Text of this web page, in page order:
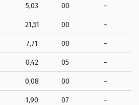
5,03 00 –
21,51 00 –
7,71 00 –
0,42 05 –
0,08 00 –
1,90 07 –